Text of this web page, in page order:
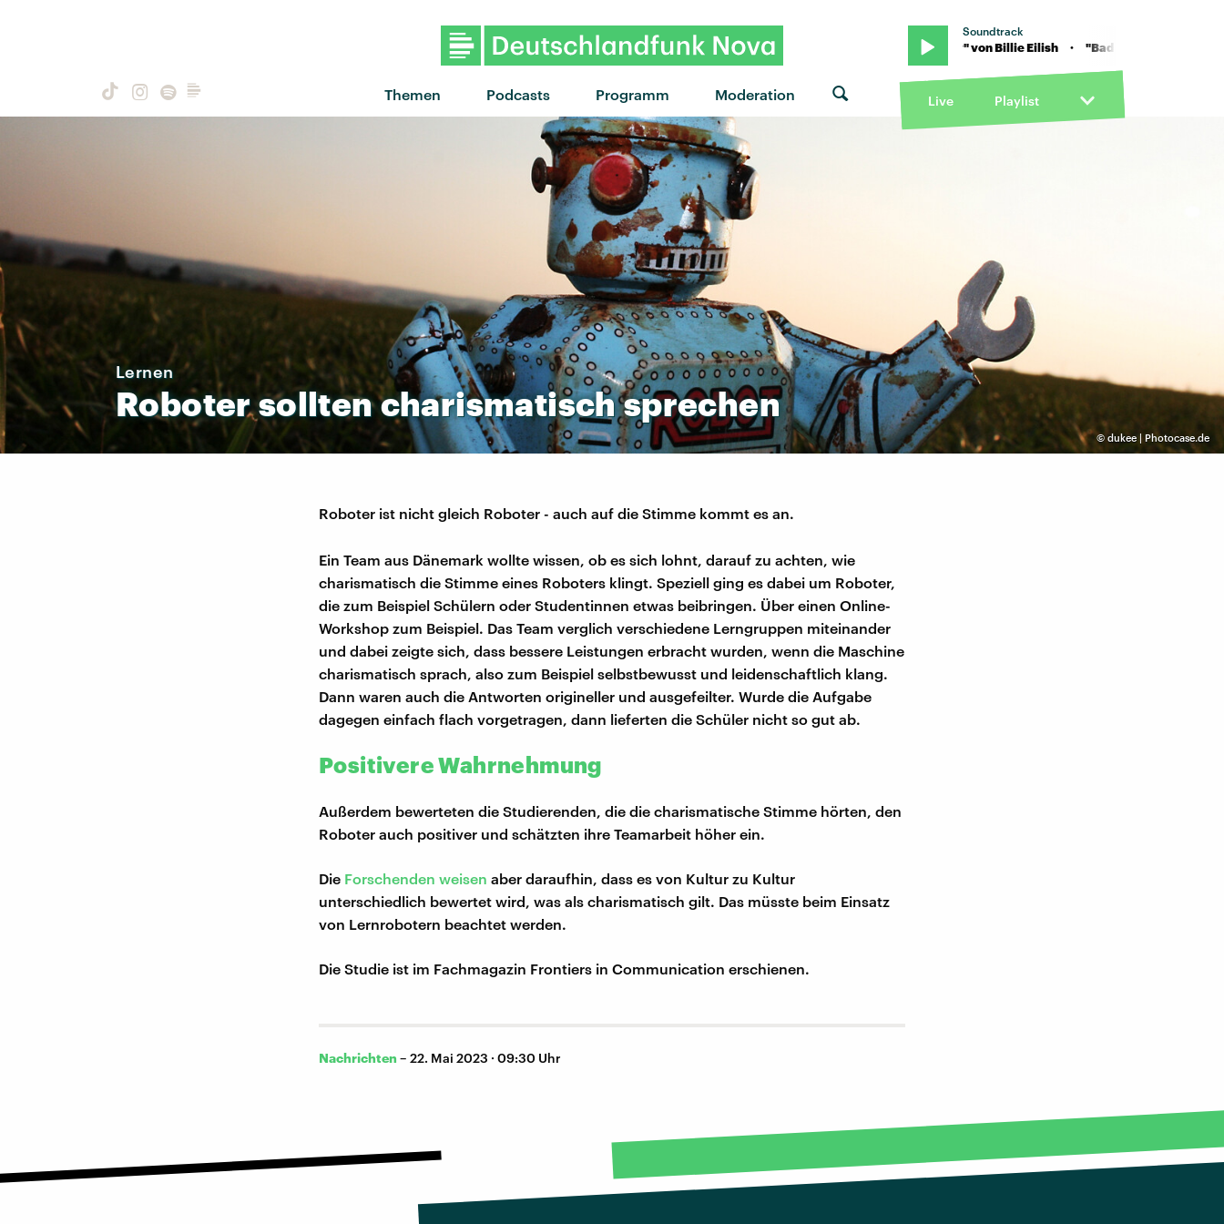
Themen Podcasts Programm Moderation
Soundtrack
"Bad guy" von Billie Eilish · "Bad guy" von Billie Eilish · "Bad guy" von Billie Eilish
Live Playlist
© dukee | Photocase.de
Lernen
Robotersolltencharismatischsprechen
Roboter ist nicht gleich Roboter - auch auf die Stimme kommt es an.
Ein Team aus Dänemark wollte wissen, ob es sich lohnt, darauf zu achten, wie
charismatisch die Stimme eines Roboters klingt. Speziell ging es dabei um Roboter,
die zum Beispiel Schülern oder Studentinnen etwas beibringen. Über einen Online-
Workshop zum Beispiel. Das Team verglich verschiedene Lerngruppen miteinander
und dabei zeigte sich, dass bessere Leistungen erbracht wurden, wenn die Maschine
charismatisch sprach, also zum Beispiel selbstbewusst und leidenschaftlich klang.
Dann waren auch die Antworten origineller und ausgefeilter. Wurde die Aufgabe
dagegen einfach flach vorgetragen, dann lieferten die Schüler nicht so gut ab.
Positivere Wahrnehmung
Außerdem bewerteten die Studierenden, die die charismatische Stimme hörten, den
Roboter auch positiver und schätzten ihre Teamarbeit höher ein.
Die Forschenden weisen aber daraufhin, dass es von Kultur zu Kultur
unterschiedlich bewertet wird, was als charismatisch gilt. Das müsste beim Einsatz
von Lernrobotern beachtet werden.
Die Studie ist im Fachmagazin Frontiers in Communication erschienen.
Nachrichten – 22. Mai 2023 · 09:30 Uhr